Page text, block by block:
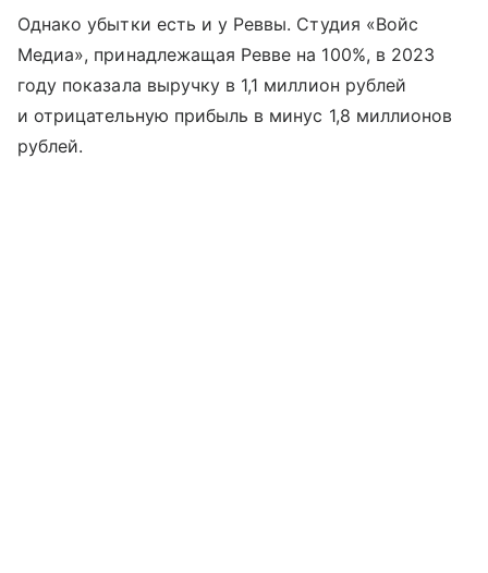
Однако убытки есть и у Реввы. Студия «Войс
Медиа», принадлежащая Ревве на 100%, в 2023
году показала выручку в 1,1 миллион рублей
и отрицательную прибыль в минус 1,8 миллионов
рублей.